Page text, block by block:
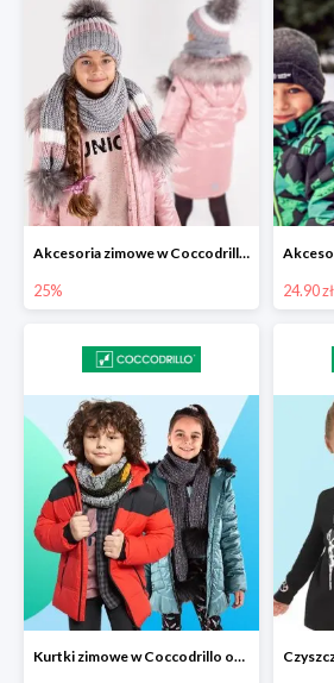
Akcesoria zimowe w Coccodrillo -25%
25% 24.90 zł
Kurtki zimowe w Coccodrillo od 99,90 zł